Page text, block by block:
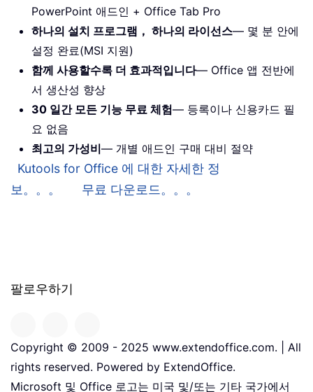
PowerPoint 애드인 + Office Tab Pro
하나의 설치 프로그램， 하나의 라이선스— 몇 분 안에
설정 완료(MSI 지원)
함께 사용할수록 더 효과적입니다— Office 앱 전반에
서 생산성 향상
30 일간 모든 기능 무료 체험— 등록이나 신용카드 필
요 없음
최고의 가성비— 개별 애드인 구매 대비 절약
Kutools for Office 에 대한 자세한 정
보。。。
무료 다운로드。。。
팔로우하기
Copyright © 2009 - 2025 www.extendoffice.com. | All
rights reserved. Powered by ExtendOffice.
Microsoft 및 Office 로고는 미국 및/또는 기타 국가에서